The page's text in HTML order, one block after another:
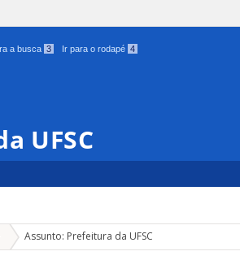
a busca 3 Ir para o rodapé 4
UFSC
Assunto: Prefeitura da UFSC